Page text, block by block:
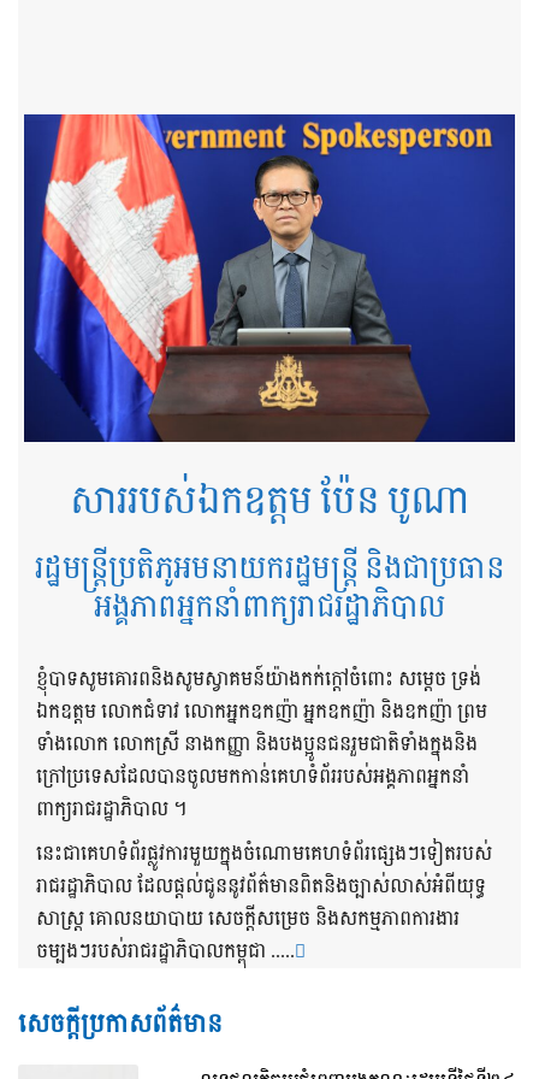
សាររបស់ឯកឧត្តម ប៉ែន បូណា
រដ្ឋមន្ត្រីប្រតិភូអមនាយករដ្ឋមន្ត្រី និងជាប្រធាន
អង្គភាពអ្នកនាំពាក្យរាជរដ្ឋាភិបាល
ខ្ញុំបាទសូមគោរពនិងសូមស្វាគមន៍យ៉ាងកក់ក្តៅចំពោះ សម្តេច ទ្រង់
ឯកឧត្តម លោកជំទាវ លោកអ្នកឧកញ៉ា អ្នកឧកញ៉ា និងឧកញ៉ា ព្រម
ទាំងលោក លោកស្រី នាងកញ្ញា និងបងប្អូនជនរួមជាតិទាំងក្នុងនិង
ក្រៅប្រទេសដែលបានចូលមកកាន់គេហទំព័ររបស់អង្គភាពអ្នកនាំ
ពាក្យរាជរដ្ឋាភិបាល ។
នេះជាគេហទំព័រផ្លូវការមួយក្នុងចំណោមគេហទំព័រផ្សេងៗទៀតរបស់
រាជរដ្ឋាភិបាល ដែលផ្តល់ជូននូវព័ត៌មានពិតនិងច្បាស់លាស់អំពីយុទ្ធ
សាស្រ្ត គោលនយាបាយ សេចក្តីសម្រេច និងសកម្មភាពការងារ
ចម្បងៗរបស់រាជរដ្ឋាភិបាលកម្ពុជា .....
សេចក្តីប្រកាសព័ត៌មាន